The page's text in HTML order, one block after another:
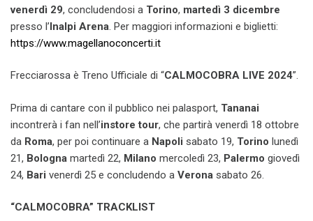
venerdì 29, concludendosi a Torino, martedì 3 dicembre
presso l’Inalpi Arena. Per maggiori informazioni e biglietti:
https://www.magellanoconcerti.it
Frecciarossa è Treno Ufficiale di “CALMOCOBRA LIVE 2024”.
Prima di cantare con il pubblico nei palasport, Tananai
incontrerà i fan nell’instore tour, che partirà venerdì 18 ottobre
da Roma, per poi continuare a Napoli sabato 19, Torino lunedì
21, Bologna martedì 22, Milano mercoledì 23, Palermo giovedì
24, Bari venerdì 25 e concludendo a Verona sabato 26.
“CALMOCOBRA” TRACKLIST